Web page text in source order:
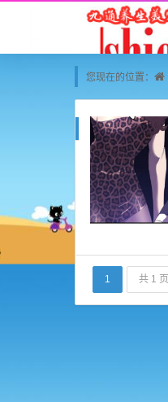
您现在的位置：
1 共 1 页